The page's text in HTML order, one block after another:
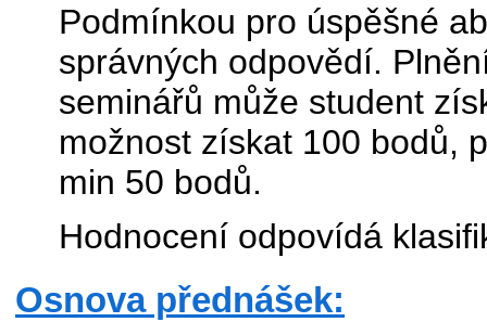
Podmínkou pro úspěšné
správných odpovědí.
seminářů může student
možnost získat 100 bodů,
min 50 bodů.
Hodnocení odpovídá
Osnova přednášek: